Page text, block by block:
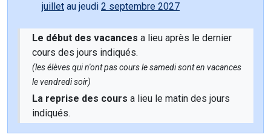
juillet au jeudi 2 septembre 2027
Le début des vacances a lieu après le dernier
cours des jours indiqués.
(les élèves qui n'ont pas cours le samedi sont en vacances
le vendredi soir)
La reprise des cours a lieu le matin des jours
indiqués.